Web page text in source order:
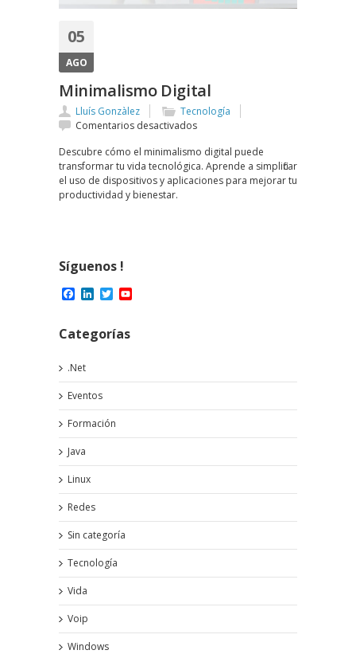
05
AGO
Minimalismo Digital
Lluís Gonzàlez
Tecnología
Comentarios desactivadosen
Digital
Descubre cómo el minimalismo digital puede
transformar tu vida tecnológica. Aprende a simplificar
el uso de dispositivos y aplicaciones para mejorar tu
productividad y bienestar.
Síguenos !
Facebook
LinkedIn
Twitter
Categorías
.Net
Eventos
Formación
Java
Linux
Redes
Sin categoría
Tecnología
Vida
Voip
Windows